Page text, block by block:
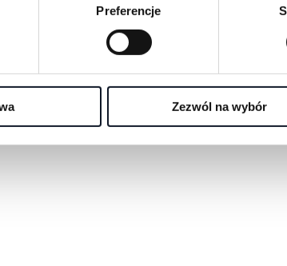
Preferencje
Zezwól na wybór
przez eksportów House of Skills